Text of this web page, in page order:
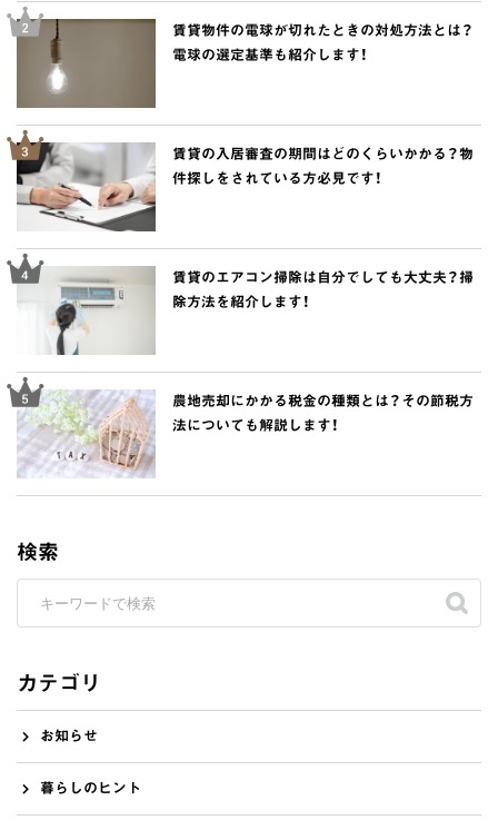
賃貸物件の電球が切れたときの対処方法とは？
電球の選定基準も紹介します！
賃貸の入居審査の期間はどのくらいかかる？物
件探しをされている方必見です！
賃貸のエアコン掃除は自分でしても大丈夫？掃
除方法を紹介します！
農地売却にかかる税金の種類とは？その節税方
法についても解説します！
検索
カテゴリ
お知らせ
暮らしのヒント